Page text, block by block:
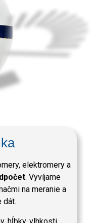
elektromery a
. Vyvíjame
na meranie a
dát.
hĺbky, vlhkosti,